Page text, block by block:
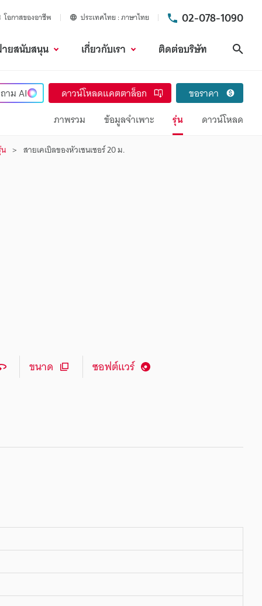
โอกาสของอาชีพ ประเทศไทย ภาษาไทย 02-078-1090
ยสนับสนุน เกี่ยวกับเรา ติดต่อบริษัท
ถามAI ดาวน์โหลดแคตตาล็อก
ขอราคา
ภาพรวม
ข้อมูลจำเพาะ รุ่น ดาวน์โหลด
สายเคเบิลของหัวเซนเซอร์ 20 ม.
ขนาด ซอฟต์แวร์